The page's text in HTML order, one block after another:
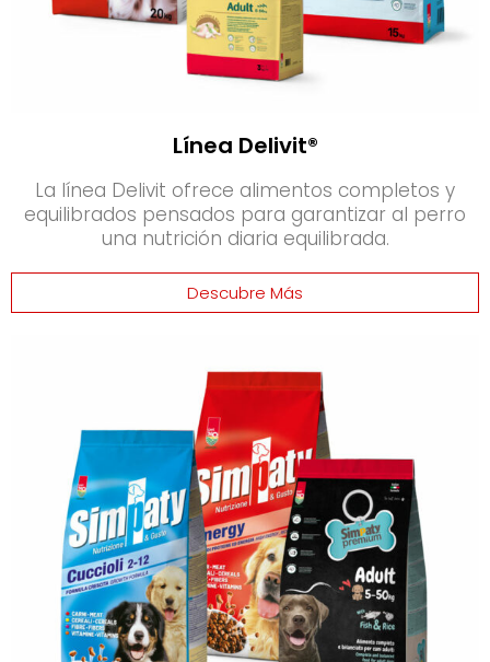
Línea Delivit®
La línea Delivit ofrece alimentos completos y
equilibrados pensados para garantizar al perro
una nutrición diaria equilibrada.
Descubre Más